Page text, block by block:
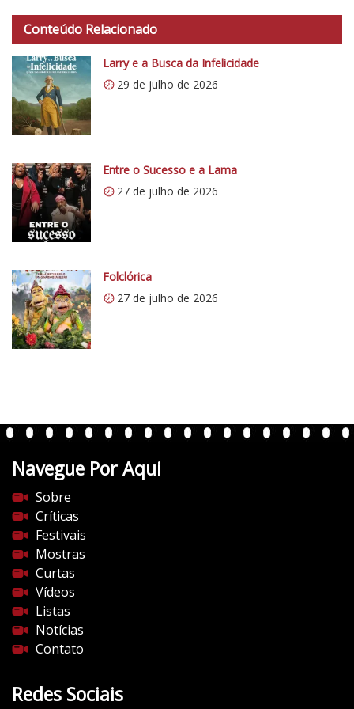
t
p
s
:
/
/
0
.
w
p
.
o
m
/
v
e
n
e
d
o
c
i
n
e
m
a
.
o
Conteúdo Relacionado
Larry e a Busca da Infelicidade
29 de julho de 2026
Entre o Sucesso e a Lama
27 de julho de 2026
Folclórica
27 de julho de 2026
Navegue Por Aqui
Sobre
Críticas
Festivais
Mostras
Curtas
Vídeos
Listas
Notícias
Contato
Redes Sociais